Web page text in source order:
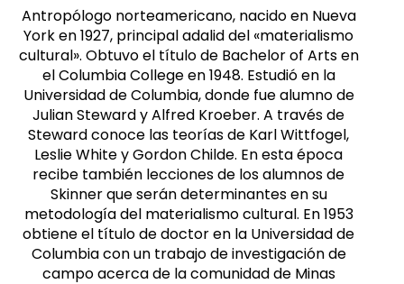
Masculino
Antropólogo norteamericano, nacido en Nueva
York en 1927, principal adalid del «materialismo
cultural». Obtuvo el título de Bachelor of Arts en
el Columbia College en 1948. Estudió en la
Universidad de Columbia, donde fue alumno de
Julian Steward y Alfred Kroeber. A través de
Steward conoce las teorías de Karl Wittfogel,
Leslie White y Gordon Childe. En esta época
recibe también lecciones de los alumnos de
Skinner que serán determinantes en su
metodología del materialismo cultural. En 1953
obtiene el título de doctor en la Universidad de
Columbia con un trabajo de investigación de
campo acerca de la comunidad de Minas